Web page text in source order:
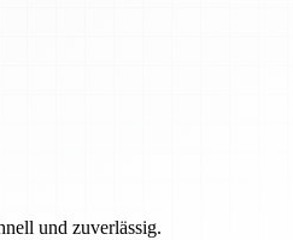
und zuverlässig.